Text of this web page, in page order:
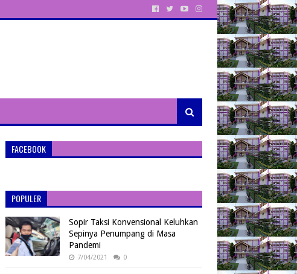
FACEBOOK
POPULER
Sopir Taksi Konvensional Keluhkan
Sepinya Penumpang di Masa
Pandemi
7/04/2021 0